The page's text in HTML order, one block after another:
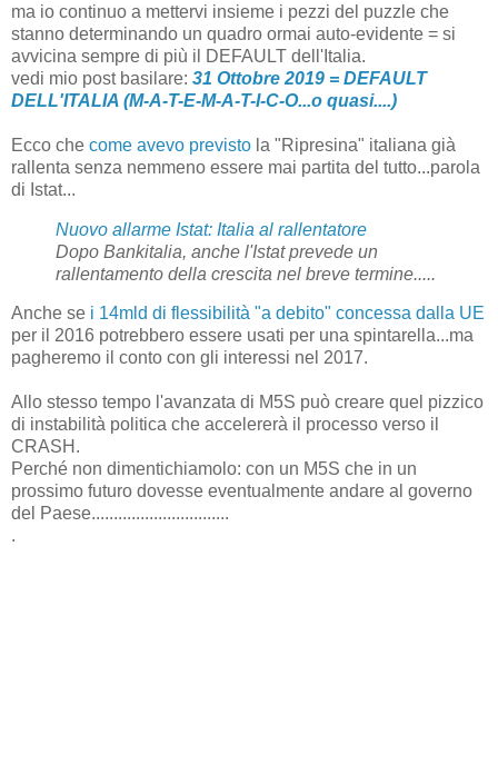
ma io continuo a mettervi insieme i pezzi del puzzle che
stanno determinando un quadro ormai auto-evidente = si
avvicina sempre di più il DEFAULT dell'Italia.
vedi mio post basilare: 31 Ottobre 2019 = DEFAULT
DELL'ITALIA (M-A-T-E-M-A-T-I-C-O...o quasi....)
Ecco che come avevo previsto la "Ripresina" italiana già
rallenta senza nemmeno essere mai partita del tutto...parola
di Istat...
Nuovo allarme Istat: Italia al rallentatore
Dopo Bankitalia, anche l'Istat prevede un
rallentamento della crescita nel breve termine.....
Anche se i 14mld di flessibilità "a debito" concessa dalla UE
per il 2016 potrebbero essere usati per una spintarella...ma
pagheremo il conto con gli interessi nel 2017.
Allo stesso tempo l'avanzata di M5S può creare quel pizzico
di instabilità politica che accelererà il processo verso il
CRASH.
Perché non dimentichiamolo: con un M5S che in un
prossimo futuro dovesse eventualmente andare al governo
del Paese...............................
.